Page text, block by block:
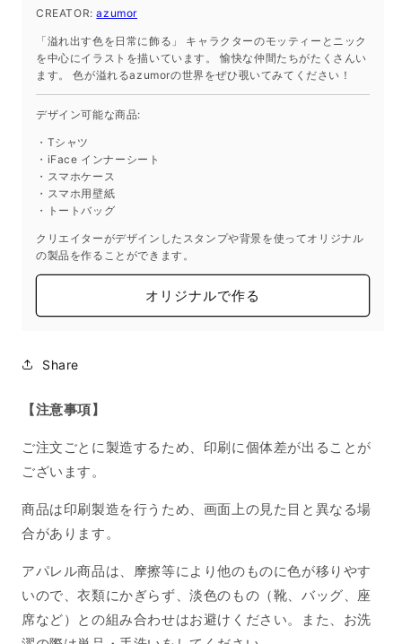
を
減
ら
す
を
増
や
す
CREATOR:azumor
「溢れ出す色を日常に飾る」 キャラクターのモッティーとニック
を中心にイラストを描いています。 愉快な仲間たちがたくさんい
ます。 色が溢れるazumorの世界をぜひ覗いてみてください！
デザイン可能な商品:
・Tシャツ
・iFace インナーシート
・スマホケース
・スマホ用壁紙
・トートバッグ
クリエイターがデザインしたスタンプや背景を使ってオリジナル
の製品を作ることができます。
オリジナルで作る
Share
【注意事項】
ご注文ごとに製造するため、印刷に個体差が出ることが
ございます。
商品は印刷製造を行うため、画面上の見た目と異なる場
合があります。
アパレル商品は、摩擦等により他のものに色が移りやす
いので、衣類にかぎらず、淡色のもの（靴、バッグ、座
席など）との組み合わせはお避けください。また、お洗